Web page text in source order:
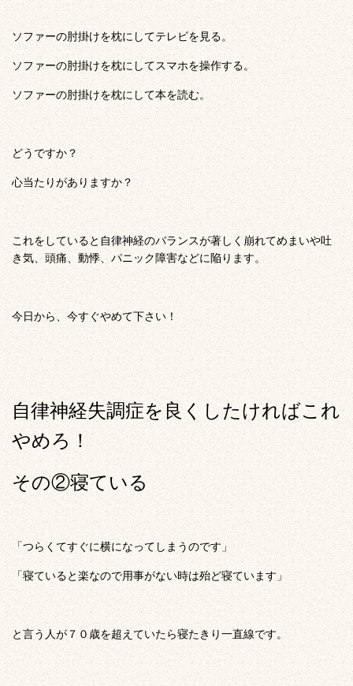
ソファーの肘掛けを枕にしてテレビを見る。
ソファーの肘掛けを枕にしてスマホを操作する。
ソファーの肘掛けを枕にして本を読む。
どうですか？
心当たりがありますか？
これをしていると自律神経のバランスが著しく崩れてめまいや吐
き気、頭痛、動悸、パニック障害などに陥ります。
今日から、今すぐやめて下さい！
自律神経失調症を良くしたければこれ
やめろ！
その②寝ている
「つらくてすぐに横になってしまうのです」
「寝ていると楽なので用事がない時は殆ど寝ています」
と言う人が７０歳を超えていたら寝たきり一直線です。